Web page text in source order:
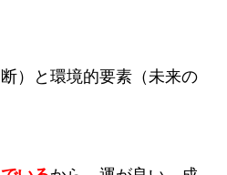
）と環境的要素（未来の